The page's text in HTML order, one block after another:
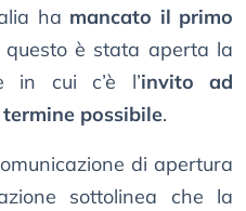
ha mancato il primo
è stata aperta la
in cui c’è l’invito ad
possibile.
di apertura
sottolinea che la